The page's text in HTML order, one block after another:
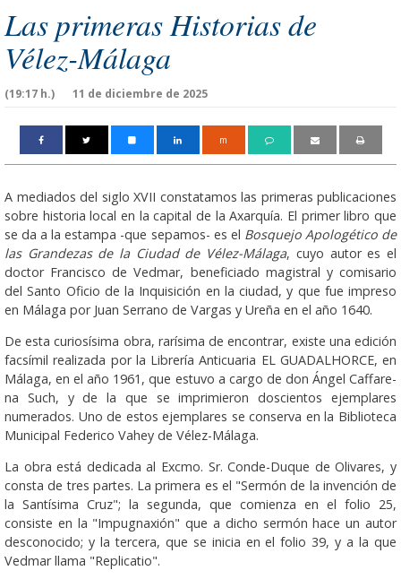
Las primeras Historias de
Vélez-Málaga
11 de diciembre de 2025
(19:17 h.)
m
A mediados del siglo XVII constatamos las primeras publicaciones
sobre historia local en la capital de la Axarquía. El primer libro que
se da a la estampa -que sepamos- es el Bosquejo Apo­logético de
las Grandezas de la Ciudad de Vélez-Málaga, cuyo autor es el
doc­tor Francisco de Ved­mar, beneficiado magistral y comisario
del Santo Oficio de la Inquisición en la ciudad, y que fue impre­so
en Málaga por Juan Serrano de Vargas y Ureña en el año 1640­.
De esta curiosísima obra, rarísima de encontrar, existe una edición
facsímil realizada por la Librería Anticuaria EL GUADALHORCE, en
Málaga, en el año 1961, que estuvo a cargo de don Ángel Caffare­
na Such, y de la que se imprimieron doscientos ejemplares
numerados. Uno de estos ejemplares se conserva en la Biblioteca
Municipal Federico Vahey de Vélez-Málaga.
La obra está dedicada al Excmo. Sr. Conde-Duque de Olivares, y
consta de tres partes. La primera es el "Sermón de la invención de
la Santísima Cruz"; la segunda, que comienza en el folio 25,
consiste en la "Im­pugnaxión" que a dicho sermón hace un autor
desconocido; y la tercera, que se inicia en el folio 39, y a la que
Vedmar llama "Replica­tio".